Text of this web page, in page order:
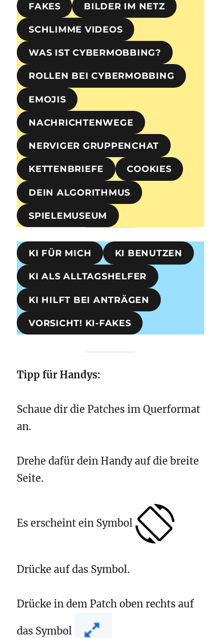
FAKES BILDER IM NETZ
SCHLIMME VIDEOS
WAS IST CYBERMOBBING?
ROLLEN BEI CYBERMOBBING
EMOJIS
NACHRICHTENWEGE
NERVIGER GRUPPENCHAT
KETTENBRIEFE COOKIES
DEIN ALGORITHMUS
SPIELEMUSEUM
KI FÜR MICH KI BENUTZEN
KI ALS ALLTAGSHELFER
KI HILFT BEI ANTRÄGEN
VORSICHT! KI-FAKES
Tipp für Handys:
Schaue dir die Patches im Querformat
an.
Drehe dafür dein Handy auf die breite
Seite.
Es erscheint ein Symbol
Drücke auf das Symbol.
Drücke in dem Patch oben rechts auf
das Symbol